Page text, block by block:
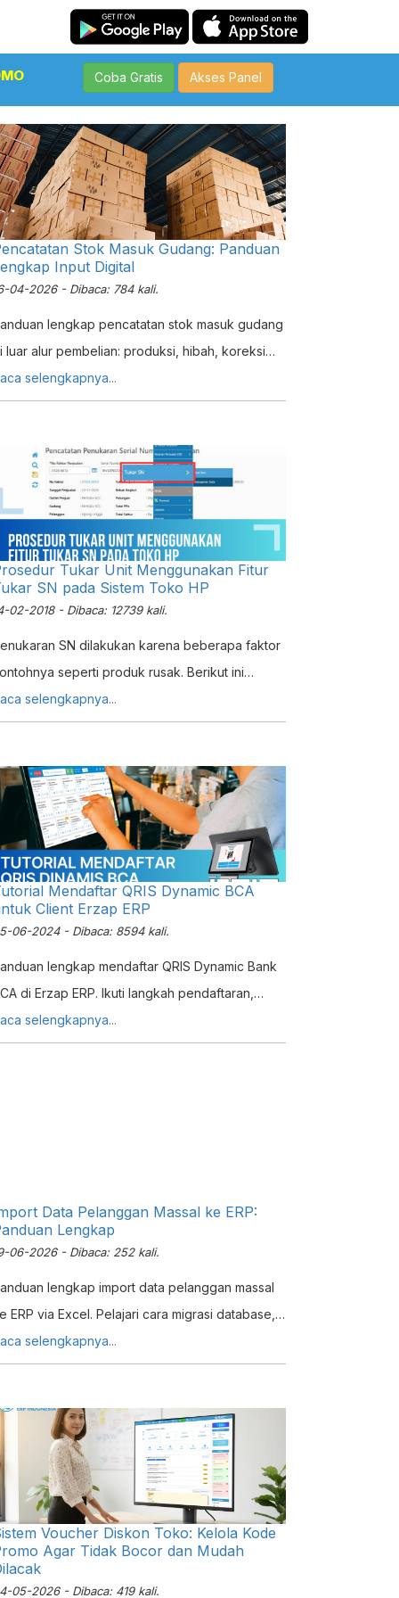
Coba Gratis Akses Panel
Stok Masuk Gudang: Panduan
Input Digital
04-2026 - Dibaca: 784 kali.
lengkap pencatatan stok masuk gudang
luar alur pembelian: produksi, hibah, koreksi
Pelajari cara kerja fitur Stok Masuk Erzap
langkah-langkah detail.
selengkapnya...
Tukar Unit Menggunakan Fitur
SN pada Sistem Toko HP
02-2018 - Dibaca: 12739 kali.
SN dilakukan karena beberapa faktor
seperti produk rusak. Berikut ini
prosedur yang lakukan untuk
Serial Number produk dengan menu
selengkapnya...
Mendaftar QRIS Dynamic BCA
Client Erzap ERP
06-2024 - Dibaca: 8594 kali.
lengkap mendaftar QRIS Dynamic Bank
di Erzap ERP. Ikuti langkah pendaftaran,
uji coba, dan penanganan keluhan untuk
toko Anda.
selengkapnya...
Data Pelanggan Massal ke ERP:
Lengkap
06-2026 - Dibaca: 252 kali.
lengkap import data pelanggan massal
ERP via Excel. Pelajari cara migrasi database,
ribuan data sekaligus, dan export untuk
selengkapnya...
Voucher Diskon Toko: Kelola Kode
Agar Tidak Bocor dan Mudah
05-2026 - Dibaca: 419 kali.